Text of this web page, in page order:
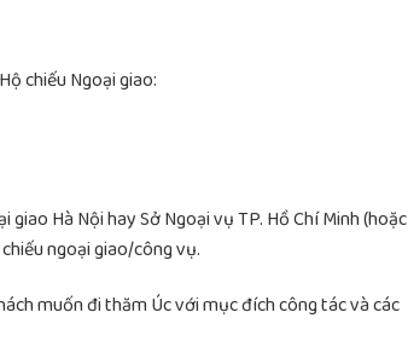
chiếu Ngoại giao:
Hà Nội hay Sở Ngoại vụ TP. Hồ Chí Minh (hoặc
ngoại giao/công vụ.
muốn đi thăm Úc với mục đích công tác và các